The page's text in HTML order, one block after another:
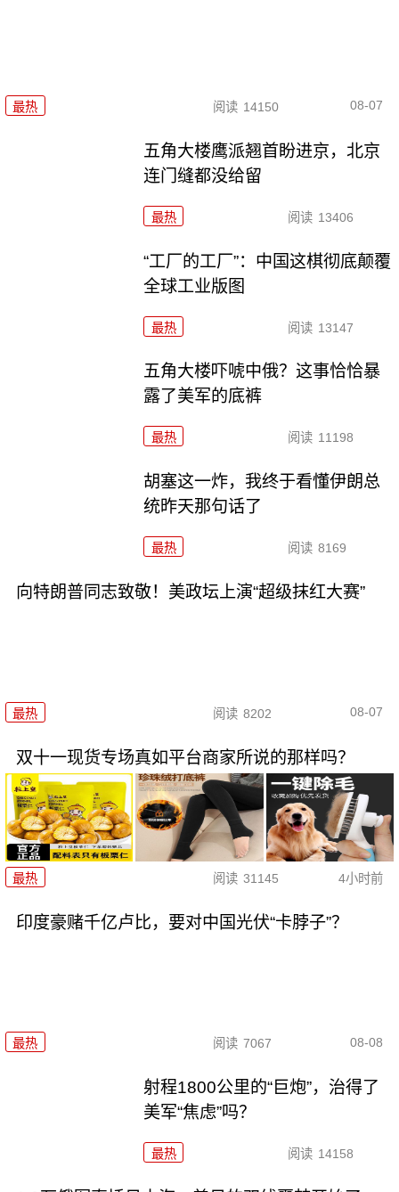
最热 阅读 14150 08-07
五角大楼鹰派翘首盼进京，北京
连门缝都没给留
最热 阅读 13406
“工厂的工厂”：中国这棋彻底颠覆
全球工业版图
最热 阅读 13147
五角大楼吓唬中俄？这事恰恰暴
露了美军的底裤
最热 阅读 11198
胡塞这一炸，我终于看懂伊朗总
统昨天那句话了
最热 阅读 8169
向特朗普同志致敬！美政坛上演“超级抹红大赛”
最热 阅读 8202 08-07
双十一现货专场真如平台商家所说的那样吗？
最热 阅读 31145 4小时前
印度豪赌千亿卢比，要对中国光伏“卡脖子”？
最热 阅读 7067 08-08
射程1800公里的“巨炮”，治得了
美军“焦虑”吗？
最热 阅读 14158